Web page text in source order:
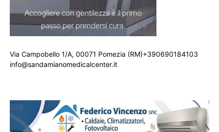
Via Campobello 1/A, 00071 Pomezia (RM)+390690184103
info@sandamianomedicalcenter.it